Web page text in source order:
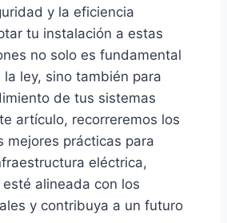
y la eficiencia
tu instalación a estas
no solo es fundamental
la ley, sino también para
de tus sistemas
artículo, recorreremos los
mejores prácticas para
eléctrica,
alineada con los
y contribuya a un futuro